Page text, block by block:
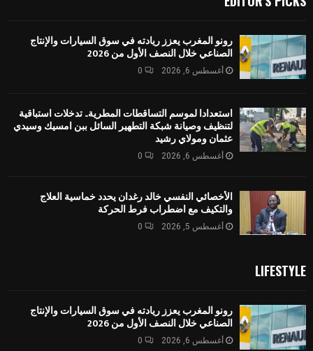
رونو المغرب يعزز ريادته في سوق السيارات والإنتاج
الصناعي خلال النصف الأول من 2026
أغسطس 6, 2026 0
استعدادا لموسم التساقطات المطرية.. تدخلات استباقية
لتنظيف وصيانة شبكة التطهير السائل ببن امسيك وسيدي
عثمان ومولاي رشيد
أغسطس 6, 2026 0
الأخصائي النفسي خالد رغدان يحدد خماسية العلاج
والتكيف مع اضطراب فرط الحركة
أغسطس 5, 2026 0
LIFESTYLE
رونو المغرب يعزز ريادته في سوق السيارات والإنتاج
الصناعي خلال النصف الأول من 2026
أغسطس 6, 2026 0